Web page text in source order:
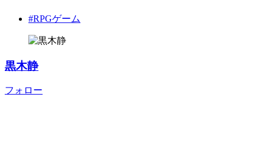
#RPGゲーム
黒木静
フォロー